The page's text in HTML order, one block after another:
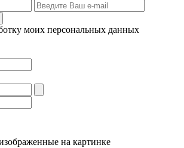
моих персональных данных
на картинке